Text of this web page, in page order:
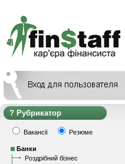
Рубрикатор
Вакансії Резюме
Банки
Роздрібний бізнес